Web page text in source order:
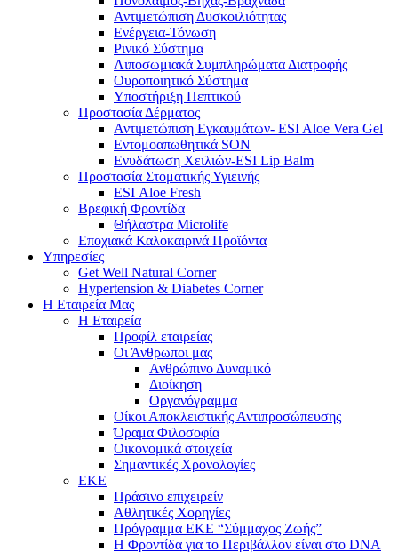
Αντιμετώπιση Δυσκοιλιότητας
Eνέργεια-Τόνωση
Ρινικό Σύστημα
Λιποσωμιακά Συμπληρώματα Διατροφής
Ουροποιητικό Σύστημα
Υποστήριξη Πεπτικού
Προστασία Δέρματος
Αντιμετώπιση Εγκαυμάτων- ESI Aloe Vera Gel
Εντομοαπωθητικά SON
Ενυδάτωση Χειλιών-ESI Lip Balm
Προστασία Στοματικής Υγιεινής
ESI Αloe Fresh
Βρεφική Φροντίδα
Θήλαστρα Microlife
Εποχιακά Καλοκαιρινά Προϊόντα
Υπηρεσίες
Get Well Natural Corner
Hypertension & Diabetes Corner
Η Εταιρεία Μας
Η Εταιρεία
Προφίλ εταιρείας
Οι Άνθρωποι μας
Ανθρώπινο Δυναμικό
Διοίκηση
Οργανόγραμμα
Οίκοι Αποκλειστικής Αντιπροσώπευσης
Όραμα Φιλοσοφία
Οικονομικά στοιχεία
Σημαντικές Χρονολογίες
ΕΚΕ
Πράσινο επιχειρείν
Αθλητικές Χορηγίες
Πρόγραμμα ΕΚΕ “Σύμμαχος Ζωής”
Η Φροντίδα για το Περιβάλλον είναι στο DNA